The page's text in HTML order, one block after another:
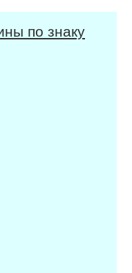
по знаку